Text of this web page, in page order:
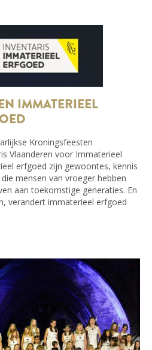
IMMATERIEEL
Kroningsfeesten
Vlaanderen voor Immaterieel
erfgoed zijn gewoontes, kennis
mensen van vroeger hebben
aan toekomstige generaties. En
verandert immaterieel erfgoed